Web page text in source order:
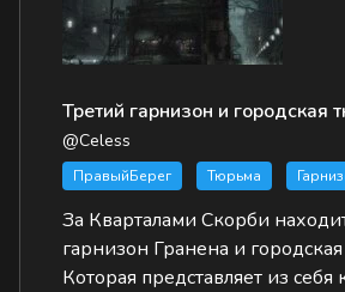
Третий гарнизон и городская
@Celess
ПравыйБерег Тюрьма
За Кварталами Скорби
гарнизон Гранена и
Которая представляет из себя